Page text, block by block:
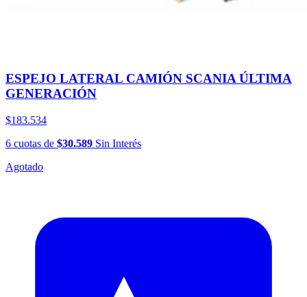
ESPEJO LATERAL CAMIÓN SCANIA ÚLTIMA
GENERACIÓN
$183.534
6 cuotas de $30.589 Sin Interés
Agotado